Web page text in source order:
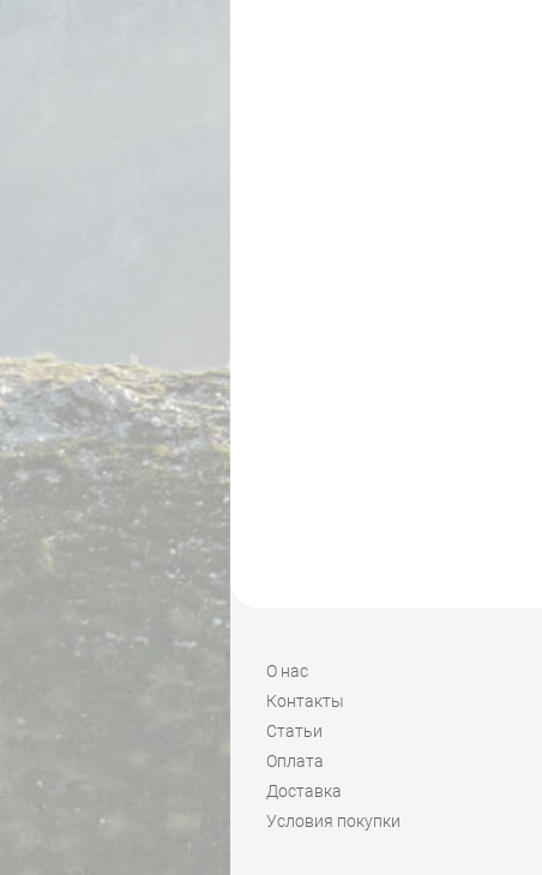
О нас
Контакты
Статьи
Оплата
Доставка
Условия покупки